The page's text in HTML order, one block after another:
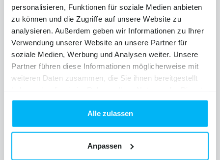
personalisieren, Funktionen für soziale Medien anbieten
zu können und die Zugriffe auf unsere Website zu
analysieren. Außerdem geben wir Informationen zu Ihrer
Verwendung unserer Website an unsere Partner für
soziale Medien, Werbung und Analysen weiter. Unsere
Partner führen diese Informationen möglicherweise mit
weiteren Daten zusammen, die Sie ihnen bereitgestellt
gesammelt haben.
Alle zulassen
Anpassen
Smart Service
Suzuki
Toyota
Volkswagen Service
Audi Service
Skoda Service